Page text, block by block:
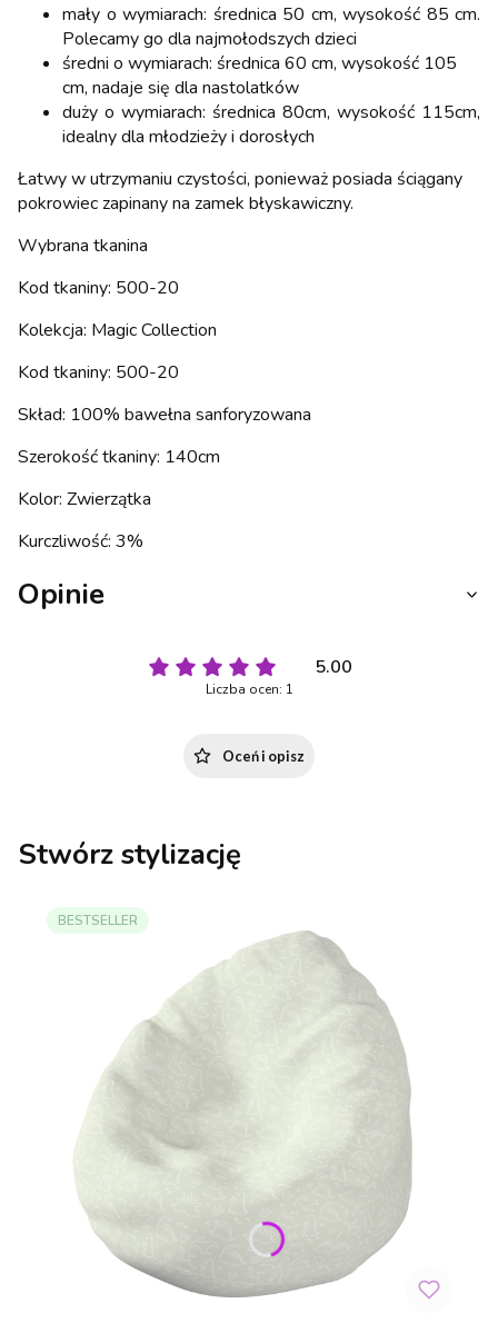
mały o wymiarach: średnica 50 cm, wysokość 85 cm.
Polecamy go dla najmołodszych dzieci
średni o wymiarach: średnica 60 cm, wysokość 105
cm, nadaje się dla nastolatków
duży o wymiarach: średnica 80cm, wysokość 115cm,
idealny dla młodzieży i dorosłych
Łatwy w utrzymaniu czystości, ponieważ posiada ściągany
pokrowiec zapinany na zamek błyskawiczny.
Wybrana tkanina
Kod tkaniny: 500-20
Kolekcja: Magic Collection
Kod tkaniny: 500-20
Skład: 100% bawełna sanforyzowana
Szerokość tkaniny: 140cm
Kolor: Zwierzątka
Kurczliwość: 3%
Opinie
5.00
Liczba ocen: 1
Oceń i opisz
Stwórz stylizację
BESTSELLER